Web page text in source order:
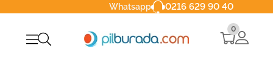
Whatsapp 0216 629 90 40
0